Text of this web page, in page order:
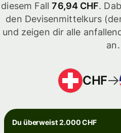
diesem Fall76,94 CHF.
den Devisenmittelkurs
und zeigen dir alle
an.
CHF
Du überweist 2.000 CHF